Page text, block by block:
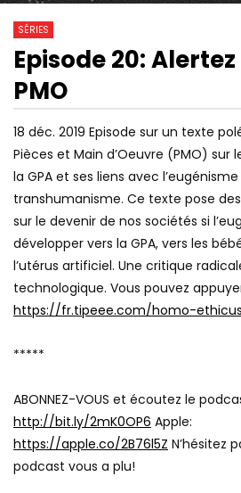
30:28
HISTOIRE DE L’ANTISÉMITISME,
AVEC JONATHAN HAYOUN &
JUDITH COHEN-SOLAL
SÉRIES
Episode 20:
PMO
18 déc. 2019 Episode sur un texte
Pièces et Main d’Oeuvre (PMO) sur
la GPA et ses liens avec
transhumanisme. Ce texte pose
sur le devenir de nos sociétés si
développer vers la GPA, vers les
l’utérus artificiel. Une critique
technologique. Vous pouvez
https://fr.tipeee.com/homo-ethicus
*****
ABONNEZ-VOUS et écoutez le
http://bit.ly/2mK0OP6 Apple:
https://apple.co/2B76l5Z N’hésitez
podcast vous a plu!